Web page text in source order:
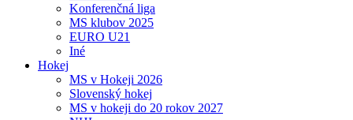
Konferenčná liga
MS klubov 2025
EURO U21
Iné
Hokej
MS v Hokeji 2026
Slovenský hokej
MS v hokeji do 20 rokov 2027